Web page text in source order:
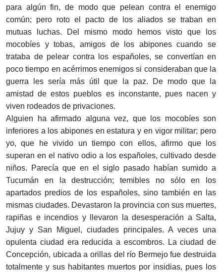
para algún fin, de modo que pelean contra el enemigo
común; pero roto el pacto de los aliados se traban en
mutuas luchas. Del mismo modo hemos visto que los
mocobíes y tobas, amigos de los abipones cuando se
trataba de pelear contra los españoles, se convertían en
poco tiempo en acérrimos enemigos si consideraban que la
guerra les sería más útil que la paz. De modo que la
amistad de estos pueblos es inconstante, pues nacen y
viven rodeados de privaciones.
Alguien ha afirmado alguna vez, que los mocobíes son
inferiores a los abipones en estatura y en vigor militar; pero
yo, que he vivido un tiempo con ellos, afirmo que los
superan en el nativo odio a los españoles, cultivado desde
niños. Parecía que en el siglo pasado habían sumido a
Tucumán en la destrucción; temibles no sólo en los
apartados predios de los españoles, sino también en las
mismas ciudades. Devastaron la provincia con sus muertes,
rapiñas e incendios y llevaron la desesperación a Salta,
Jujuy y San Miguel, ciudades principales. A veces una
opulenta ciudad era reducida a escombros. La ciudad de
Concepción, ubicada a orillas del río Bermejo fue destruida
totalmente y sus habitantes muertos por insidias, pues los